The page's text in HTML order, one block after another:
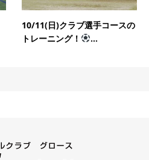
10/11(日)クラブ選手コースの
トレーニング！
...